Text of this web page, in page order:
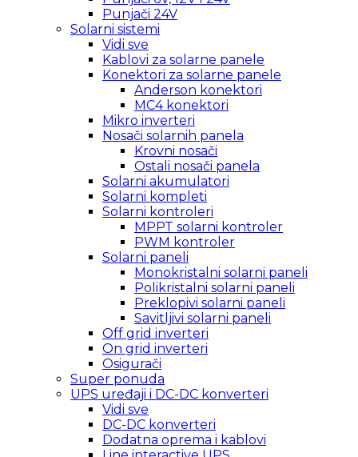
Punjači 24V
Solarni sistemi
Vidi sve
Kablovi za solarne panele
Konektori za solarne panele
Anderson konektori
MC4 konektori
Mikro inverteri
Nosači solarnih panela
Krovni nosači
Ostali nosači panela
Solarni akumulatori
Solarni kompleti
Solarni kontroleri
MPPT solarni kontroler
PWM kontroler
Solarni paneli
Monokristalni solarni paneli
Polikristalni solarni paneli
Preklopivi solarni paneli
Savitljivi solarni paneli
Off grid inverteri
On grid inverteri
Osigurači
Super ponuda
UPS uređaji i DC-DC konverteri
Vidi sve
DC-DC konverteri
Dodatna oprema i kablovi